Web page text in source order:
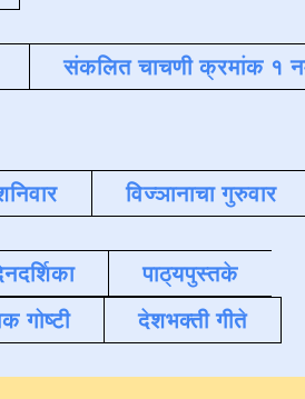
संकलित चाचणी क्रमांक १
विज्ञानाचा गुरुवार
पाठ्यपुस्तके
गोष्टी देशभक्ती गीते